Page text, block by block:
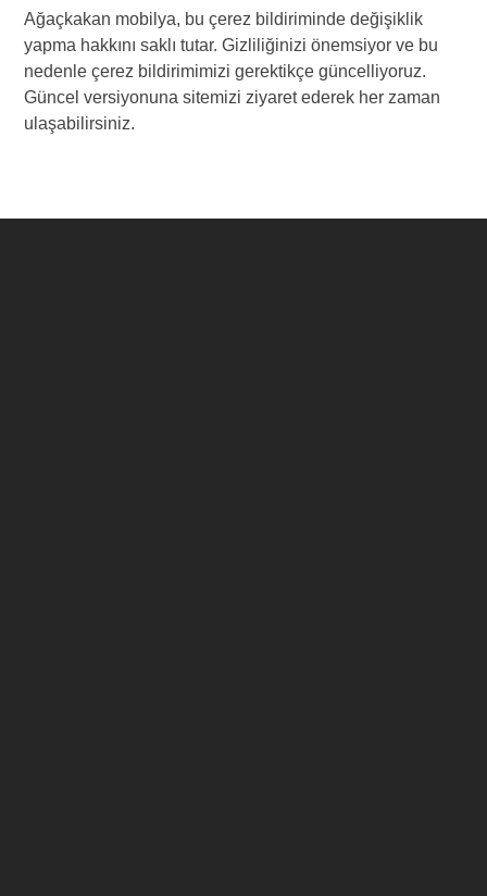
Ağaçkakan mobilya, bu çerez bildiriminde değişiklik
yapma hakkını saklı tutar. Gizliliğinizi önemsiyor ve bu
nedenle çerez bildirimimizi gerektikçe güncelliyoruz.
Güncel versiyonuna sitemizi ziyaret ederek her zaman
ulaşabilirsiniz.